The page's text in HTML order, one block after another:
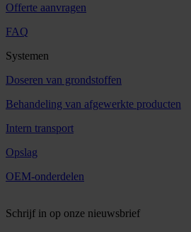
Offerte aanvragen
FAQ
Systemen
Doseren van grondstoffen
Behandeling van afgewerkte producten
Intern transport
Opslag
OEM-onderdelen
Schrijf in op onze nieuwsbrief